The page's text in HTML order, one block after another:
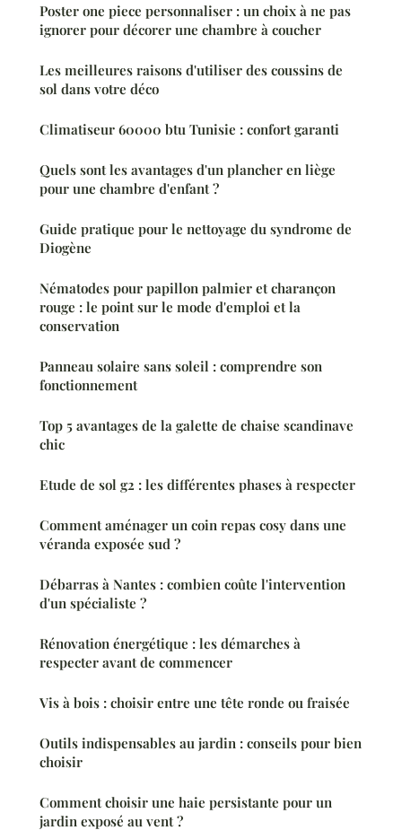
Poster one piece personnaliser : un choix à ne pas
ignorer pour décorer une chambre à coucher
Les meilleures raisons d'utiliser des coussins de
sol dans votre déco
Climatiseur 60000 btu Tunisie : confort garanti
Quels sont les avantages d'un plancher en liège
pour une chambre d'enfant ?
Guide pratique pour le nettoyage du syndrome de
Diogène
Nématodes pour papillon palmier et charançon
rouge : le point sur le mode d'emploi et la
conservation
Panneau solaire sans soleil : comprendre son
fonctionnement
Top 5 avantages de la galette de chaise scandinave
chic
Etude de sol g2 : les différentes phases à respecter
Comment aménager un coin repas cosy dans une
véranda exposée sud ?
Débarras à Nantes : combien coûte l'intervention
d'un spécialiste ?
Rénovation énergétique : les démarches à
respecter avant de commencer
Vis à bois : choisir entre une tête ronde ou fraisée
Outils indispensables au jardin : conseils pour bien
choisir
Comment choisir une haie persistante pour un
jardin exposé au vent ?